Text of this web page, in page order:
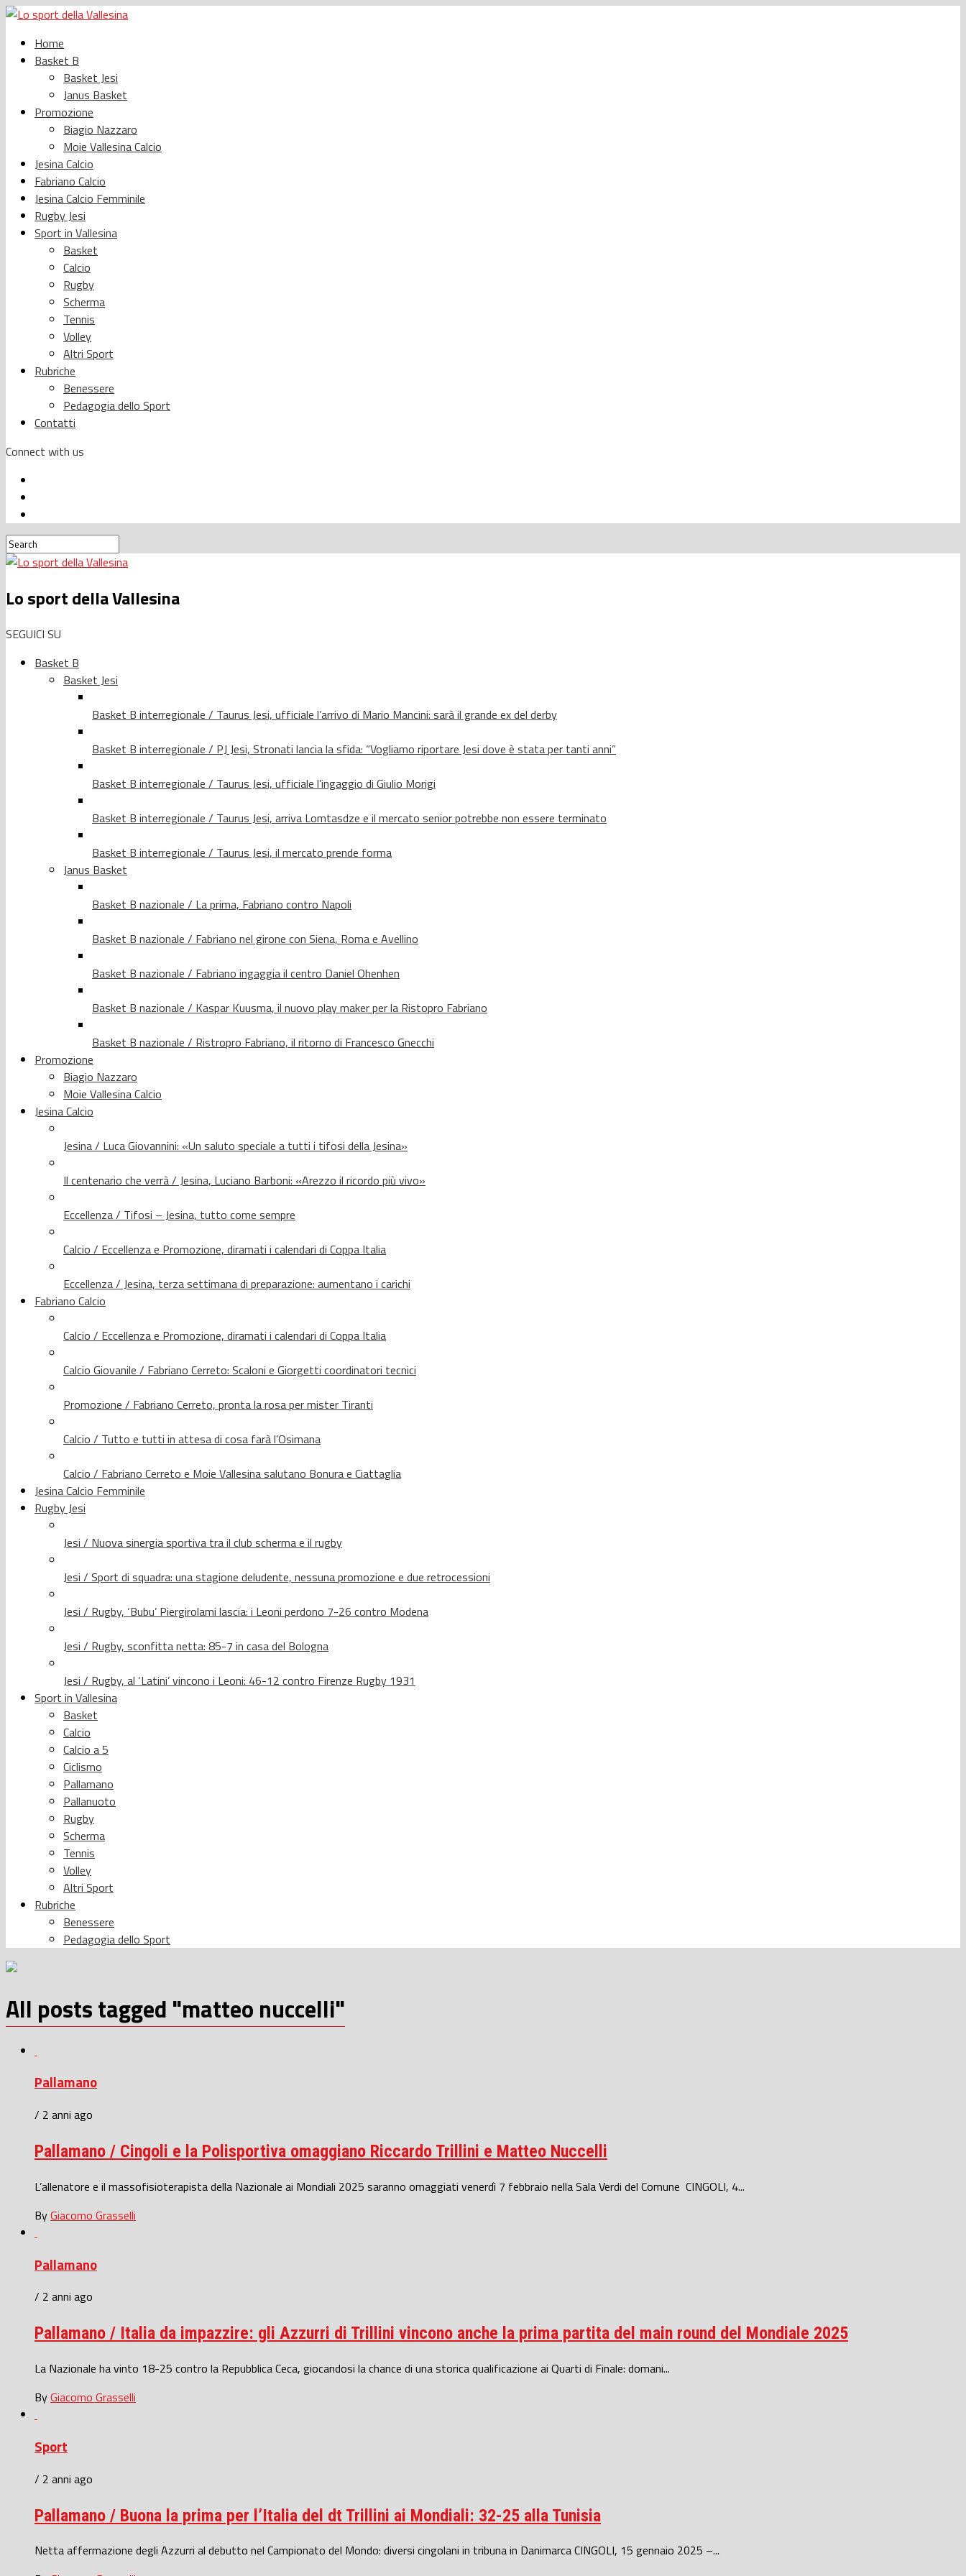
Home
Basket B
Basket Jesi
Janus Basket
Promozione
Biagio Nazzaro
Moie Vallesina Calcio
Jesina Calcio
Fabriano Calcio
Jesina Calcio Femminile
Rugby Jesi
Sport in Vallesina
Basket
Calcio
Rugby
Scherma
Tennis
Volley
Altri Sport
Rubriche
Benessere
Pedagogia dello Sport
Contatti
Connect with us
Lo sport della Vallesina
SEGUICI SU
Basket B
Basket Jesi
Basket B interregionale / Taurus Jesi, ufficiale l’arrivo di Mario Mancini: sarà il grande ex del derby
Basket B interregionale / PJ Jesi, Stronati lancia la sfida: “Vogliamo riportare Jesi dove è stata per tanti anni”
Basket B interregionale / Taurus Jesi, ufficiale l’ingaggio di Giulio Morigi
Basket B interregionale / Taurus Jesi, arriva Lomtasdze e il mercato senior potrebbe non essere terminato
Basket B interregionale / Taurus Jesi, il mercato prende forma
Janus Basket
Basket B nazionale / La prima, Fabriano contro Napoli
Basket B nazionale / Fabriano nel girone con Siena, Roma e Avellino
Basket B nazionale / Fabriano ingaggia il centro Daniel Ohenhen
Basket B nazionale / Kaspar Kuusma, il nuovo play maker per la Ristopro Fabriano
Basket B nazionale / Ristropro Fabriano, il ritorno di Francesco Gnecchi
Promozione
Biagio Nazzaro
Moie Vallesina Calcio
Jesina Calcio
Jesina / Luca Giovannini: «Un saluto speciale a tutti i tifosi della Jesina»
Il centenario che verrà / Jesina, Luciano Barboni: «Arezzo il ricordo più vivo»
Eccellenza / Tifosi – Jesina, tutto come sempre
Calcio / Eccellenza e Promozione, diramati i calendari di Coppa Italia
Eccellenza / Jesina, terza settimana di preparazione: aumentano i carichi
Fabriano Calcio
Calcio / Eccellenza e Promozione, diramati i calendari di Coppa Italia
Calcio Giovanile / Fabriano Cerreto: Scaloni e Giorgetti coordinatori tecnici
Promozione / Fabriano Cerreto, pronta la rosa per mister Tiranti
Calcio / Tutto e tutti in attesa di cosa farà l’Osimana
Calcio / Fabriano Cerreto e Moie Vallesina salutano Bonura e Ciattaglia
Jesina Calcio Femminile
Rugby Jesi
Jesi / Nuova sinergia sportiva tra il club scherma e il rugby
Jesi / Sport di squadra: una stagione deludente, nessuna promozione e due retrocessioni
Jesi / Rugby, ‘Bubu’ Piergirolami lascia: i Leoni perdono 7-26 contro Modena
Jesi / Rugby, sconfitta netta: 85-7 in casa del Bologna
Jesi / Rugby, al ‘Latini’ vincono i Leoni: 46-12 contro Firenze Rugby 1931
Sport in Vallesina
Basket
Calcio
Calcio a 5
Ciclismo
Pallamano
Pallanuoto
Rugby
Scherma
Tennis
Volley
Altri Sport
Rubriche
Benessere
Pedagogia dello Sport
All posts tagged "matteo nuccelli"
Pallamano
/ 2 anni ago
Pallamano / Cingoli e la Polisportiva omaggiano Riccardo Trillini e Matteo Nuccelli
L’allenatore e il massofisioterapista della Nazionale ai Mondiali 2025 saranno omaggiati venerdì 7 febbraio nella Sala Verdi del Comune CINGOLI, 4...
ByGiacomo Grasselli
Pallamano
/ 2 anni ago
Pallamano / Italia da impazzire: gli Azzurri di Trillini vincono anche la prima partita del main round del Mondiale 2025
La Nazionale ha vinto 18-25 contro la Repubblica Ceca, giocandosi la chance di una storica qualificazione ai Quarti di Finale: domani...
ByGiacomo Grasselli
Sport
/ 2 anni ago
Pallamano / Buona la prima per l’Italia del dt Trillini ai Mondiali: 32-25 alla Tunisia
Netta affermazione degli Azzurri al debutto nel Campionato del Mondo: diversi cingolani in tribuna in Danimarca CINGOLI, 15 gennaio 2025 –...